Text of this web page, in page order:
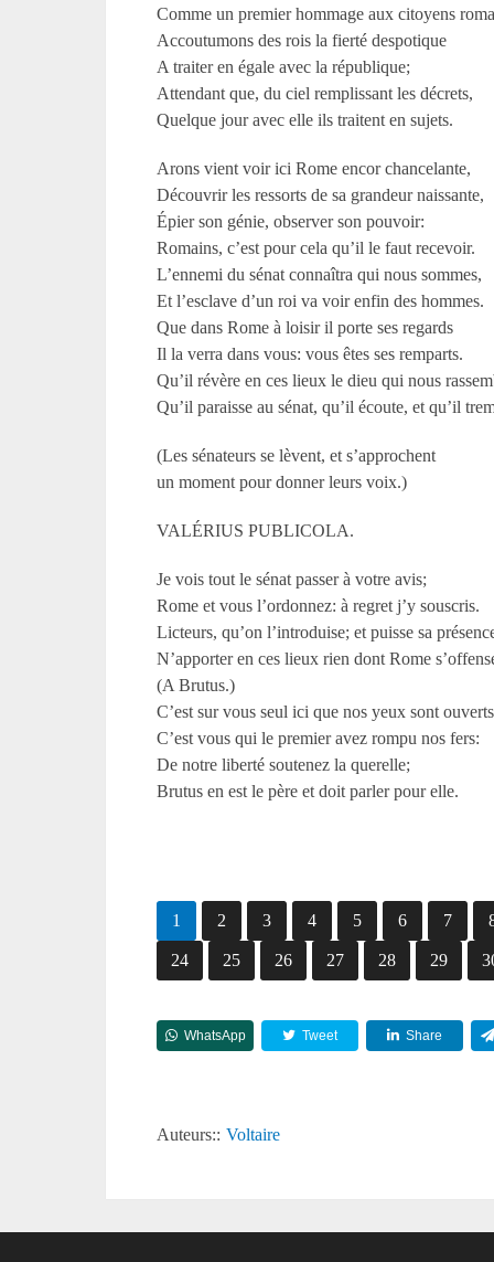
Comme un premier hommage aux citoyens
Accoutumons des rois la fierté despotique
A traiter en égale avec la république;
Attendant que, du ciel remplissant les décrets,
Quelque jour avec elle ils traitent en sujets.
Arons vient voir ici Rome encor chancelante,
Découvrir les ressorts de sa grandeur naissante,
Épier son génie, observer son pouvoir:
Romains, c’est pour cela qu’il le faut recevoir.
L’ennemi du sénat connaîtra qui nous sommes,
Et l’esclave d’un roi va voir enfin des hommes.
Que dans Rome à loisir il porte ses regards
Il la verra dans vous: vous êtes ses remparts.
Qu’il révère en ces lieux le dieu qui nous
Qu’il paraisse au sénat, qu’il écoute, et qu’il
(Les sénateurs se lèvent, et s’approchent
un moment pour donner leurs voix.)
VALÉRIUS PUBLICOLA.
Je vois tout le sénat passer à votre avis;
Rome et vous l’ordonnez: à regret j’y souscris.
Licteurs, qu’on l’introduise; et puisse sa
N’apporter en ces lieux rien dont Rome
(A Brutus.)
C’est sur vous seul ici que nos yeux sont
C’est vous qui le premier avez rompu nos fers:
De notre liberté soutenez la querelle;
Brutus en est le père et doit parler pour elle.
1 2 3 4 5 6 7
24 25 26 27 28 29
WhatsApp Tweet Share
Auteurs:: Voltaire